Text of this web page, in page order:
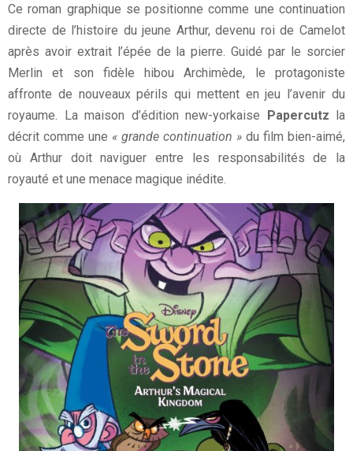
Ce roman graphique se positionne comme une continuation
directe de l’histoire du jeune Arthur, devenu roi de Camelot
après avoir extrait l’épée de la pierre. Guidé par le sorcier
Merlin et son fidèle hibou Archimède, le protagoniste
affronte de nouveaux périls qui mettent en jeu l’avenir du
royaume. La maison d’édition new-yorkaise Papercutz la
décrit comme une « grande continuation » du film bien-aimé,
où Arthur doit naviguer entre les responsabilités de la
royauté et une menace magique inédite.